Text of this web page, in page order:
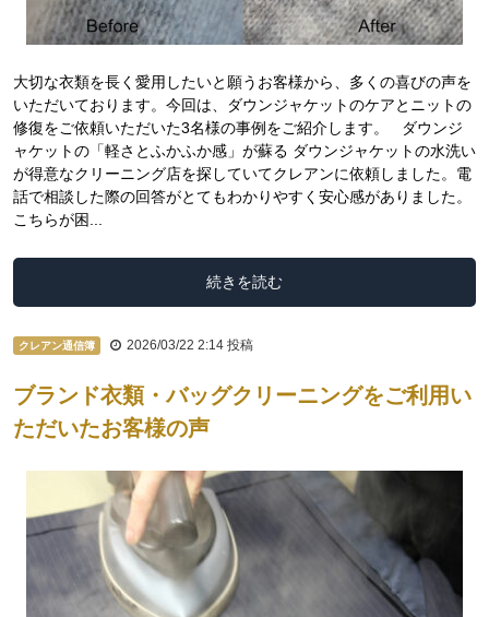
大切な衣類を長く愛用したいと願うお客様から、多くの喜びの声を
いただいております。今回は、ダウンジャケットのケアとニットの
修復をご依頼いただいた3名様の事例をご紹介します。 ダウンジ
ャケットの「軽さとふかふか感」が蘇る ダウンジャケットの水洗い
が得意なクリーニング店を探していてクレアンに依頼しました。電
話で相談した際の回答がとてもわかりやすく安心感がありました。
こちらが困...
続きを読む
クレアン通信簿 2026/03/22 2:14 投稿
ブランド衣類・バッグクリーニングをご利用い
ただいたお客様の声